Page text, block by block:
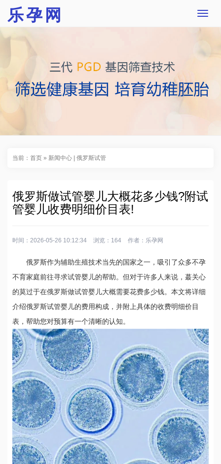
T
e
v
i
g
乐孕网
当前： 首页 » 新闻中心 | 俄罗斯试管
俄罗斯做试管婴儿大概花多少钱?附试
管婴儿收费明细价目表!
时间：2026-05-26 10:12:34 浏览：164 作者： 乐孕网
俄罗斯作为辅助生殖技术当先的国家之一，吸引了众多不孕
不育家庭前往寻求试管婴儿的帮助。但对于许多人来说，蕞关心
的莫过于在俄罗斯做试管婴儿大概需要花费多少钱。本文将详细
介绍俄罗斯试管婴儿的费用构成，并附上具体的收费明细价目
表，帮助您对预算有一个清晰的认知。